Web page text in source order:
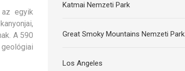
egyik
A 590
Katmai Nemzeti Park
Great Smoky Mountains Nemzeti Park
Los Angeles